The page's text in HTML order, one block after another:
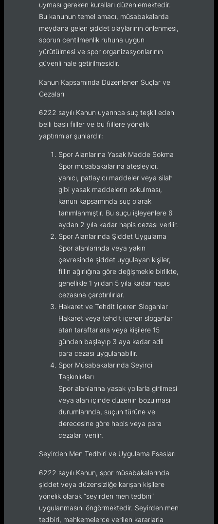
uyması gereken kuralları düzenlemektedir.
Bu kanunun temel amacı, müsabakalarda
meydana gelen şiddet olaylarının önlenmesi,
sporun centilmenlik ruhuna uygun
yürütülmesi ve spor organizasyonlarının
güvenli hale getirilmesidir.
Kanun Kapsamında Düzenlenen Suçlar ve
Cezaları
6222 sayılı Kanun uyarınca suç teşkil eden
belli başlı fiiller ve bu fiillere yönelik
yaptırımlar şunlardır:
Spor Alanlarına Yasak Madde Sokma
Spor müsabakalarına ateşleyici,
yanıcı, patlayıcı maddeler veya silah
gibi yasak maddelerin sokulması,
kanun kapsamında suç olarak
tanımlanmıştır. Bu suçu işleyenlere 6
aydan 2 yıla kadar hapis cezası verilir.
Spor Alanlarında Şiddet Uygulama
Spor alanlarında veya yakın
çevresinde şiddet uygulayan kişiler,
fiilin ağırlığına göre değişmekle birlikte,
genellikle 1 yıldan 5 yıla kadar hapis
cezasına çarptırılırlar.
Hakaret ve Tehdit İçeren Sloganlar
Hakaret veya tehdit içeren sloganlar
atan taraftarlara veya kişilere 15
günden başlayıp 3 aya kadar adli
para cezası uygulanabilir.
Spor Müsabakalarında Seyirci
Taşkınlıkları
Spor alanlarına yasak yollarla girilmesi
veya alan içinde düzenin bozulması
durumlarında, suçun türüne ve
derecesine göre hapis veya para
cezaları verilir.
Seyirden Men Tedbiri ve Uygulama Esasları
6222 sayılı Kanun, spor müsabakalarında
şiddet veya düzensizliğe karışan kişilere
yönelik olarak “seyirden men tedbiri”
uygulanmasını öngörmektedir. Seyirden men
tedbiri, mahkemelerce verilen kararlarla